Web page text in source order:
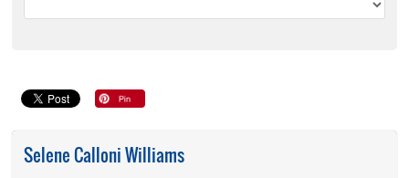
Selene Calloni Williams